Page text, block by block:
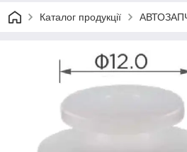
Каталог продукції